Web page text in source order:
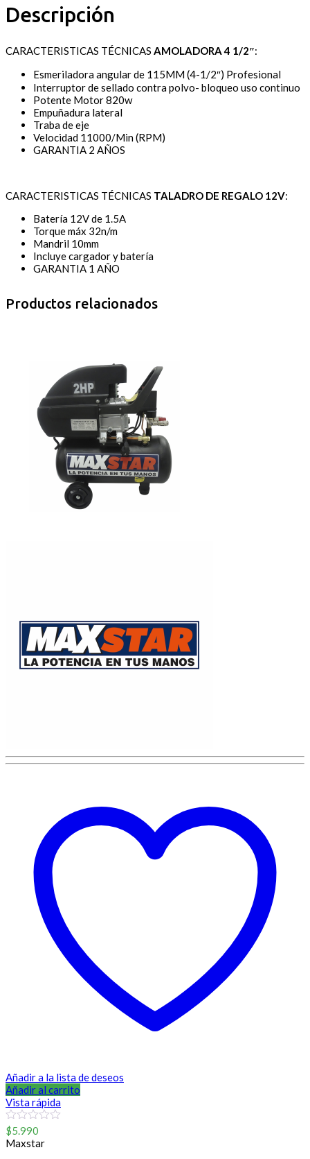
Descripción
CARACTERISTICAS TÉCNICAS AMOLADORA 4 1/2″:
Esmeriladora angular de 115MM (4-1/2″) Profesional
Interruptor de sellado contra polvo- bloqueo uso continuo
Potente Motor 820w
Empuñadura lateral
Traba de eje
Velocidad 11000/Min (RPM)
GARANTIA 2 AÑOS
CARACTERISTICAS TÉCNICAS TALADRO DE REGALO 12V:
Batería 12V de 1.5A
Torque máx 32n/m
Mandril 10mm
Incluye cargador y batería
GARANTIA 1 AÑO
Productos relacionados
Añadir a la lista de deseos
Añadir al carrito
Vista rápida
0
out
of
$5.990
Maxstar